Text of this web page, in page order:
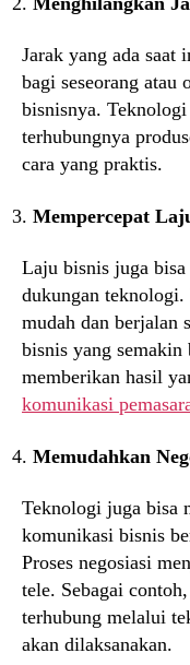
Jarak yang ada saat
bagi seseorang atau
bisnisnya.
terhubungnya
cara yang praktis.
Mempercepat
Laju bisnis juga
dukungan
mudah dan berjalan
bisnis yang semakin
memberikan hasil
komunikasi
Memudahkan
Teknologi juga bisa
komunikasi bisnis
Proses negosiasi
tele. Sebagai
terhubung melalui
akan dilaksanakan.